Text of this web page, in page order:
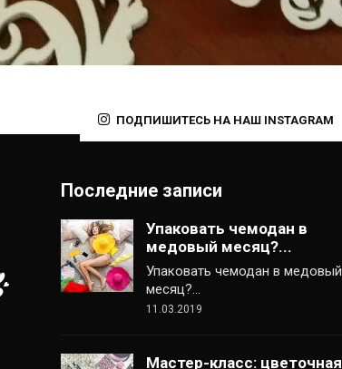
ПОДПИШИТЕСЬ НА НАШ INSTAGRAM
Последние записи
Упаковать чемодан в
медовый месяц?...
Упаковать чемодан в медовый
месяц?…
11.03.2019
Мастер-класс: цветочная